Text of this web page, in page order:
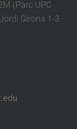
(Parc UPC
Girona 1-3